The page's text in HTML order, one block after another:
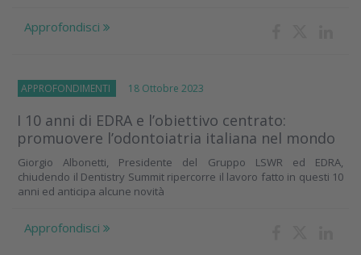
Approfondisci
APPROFONDIMENTI 18 Ottobre 2023
I 10 anni di EDRA e l’obiettivo centrato:
promuovere l’odontoiatria italiana nel mondo
Giorgio Albonetti, Presidente del Gruppo LSWR ed EDRA,
chiudendo il Dentistry Summit ripercorre il lavoro fatto in questi 10
anni ed anticipa alcune novità
Approfondisci